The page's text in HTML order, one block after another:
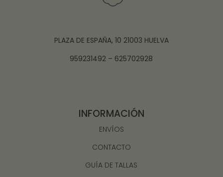
PLAZA DE ESPAÑA, 10 21003 HUELVA
959231492 – 625702928
INFORMACIÓN
ENVÍOS
CONTACTO
GUÍA DE TALLAS